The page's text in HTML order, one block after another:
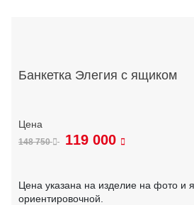
Банкетка Элегия с ящиком
148 750 119 000
Цена указана на изделие на фото и
ориентировочной.